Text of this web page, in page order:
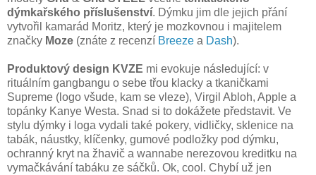
dýmkařského příslušenství. Dýmku jim dle jejich přání
vytvořil kamarád Moritz, který je mozkovnou i majitelem
značky Moze (znáte z recenzí Breeze a Dash).
Produktový design KVZE mi evokuje následující: v
rituálním gangbangu o sebe třou klacky a tkaničkami
Supreme (logo všude, kam se vleze), Virgil Abloh, Apple a
topánky Kanye Westa. Snad si to dokážete představit. Ve
stylu dýmky i loga vydali také pokery, vidličky, sklenice na
tabák, náustky, klíčenky, gumové podložky pod dýmku,
ochranný kryt na žhavič a wannabe nerezovou kreditku na
vymačkávání tabáku ze sáčků. Ok, cool. Chybí už jen